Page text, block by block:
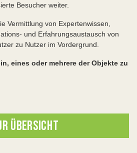
Besucher weiter.
Vermittlung von Expertenwissen,
und Erfahrungsaustausch von
zu Nutzer im Vordergrund.
eines oder mehrere der Objekte zu
ÜBERSICHT